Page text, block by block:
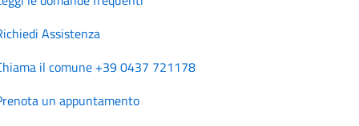
Assistenza
il comune +39 0437 721178
un appuntamento